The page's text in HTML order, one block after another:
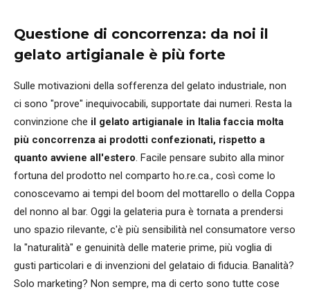
Questione di concorrenza: da noi il
gelato artigianale è più forte
Sulle motivazioni della sofferenza del gelato industriale, non
ci sono "prove" inequivocabili, supportate dai numeri. Resta la
convinzione che il gelato artigianale in Italia faccia molta
più concorrenza ai prodotti confezionati, rispetto a
quanto avviene all'estero . Facile pensare subito alla minor
fortuna del prodotto nel comparto ho.re.ca., così come lo
conoscevamo ai tempi del boom del mottarello o della Coppa
del nonno al bar. Oggi la gelateria pura è tornata a prendersi
uno spazio rilevante, c'è più sensibilità nel consumatore verso
la "naturalità" e genuinità delle materie prime, più voglia di
gusti particolari e di invenzioni del gelataio di fiducia. Banalità?
Solo marketing? Non sempre, ma di certo sono tutte cose